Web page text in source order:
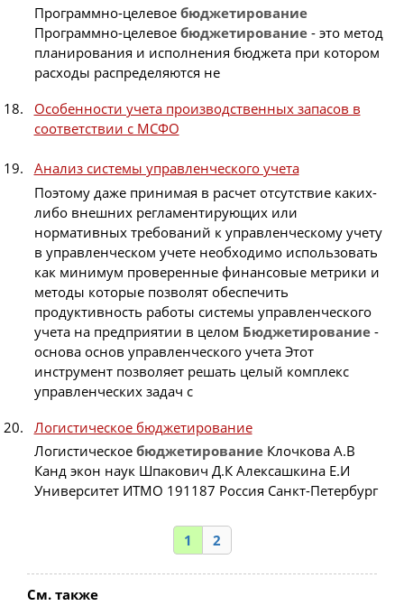
Программно-целевое бюджетирование
Программно-целевое бюджетирование- это метод
планирования и исполнения бюджета при котором
расходы распределяются не
Особенности учета производственных запасов в
соответствии с МСФО
Анализ системы управленческого учета
Поэтому даже принимая в расчет отсутствие каких-
либо внешних регламентирующих или
нормативных требований к управленческому учету
в управленческом учете необходимо использовать
как минимум проверенные финансовые метрики и
методы которые позволят обеспечить
продуктивность работы системы управленческого
учета на предприятии в целом Бюджетирование-
основа основ управленческого учета Этот
инструмент позволяет решать целый комплекс
управленческих задач с
Логистическое бюджетирование
Логистическое бюджетированиеКлочкова А.В
Канд экон наук Шпакович Д.К Алексашкина Е.И
Университет ИТМО 191187 Россия Санкт-Петербург
1 2
См. также